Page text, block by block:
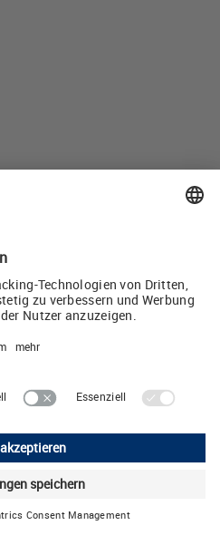
50 A Art. Nr.: 722999 (JPG, 1
Lütze GmbH
19 • D-71384 Weinstadt
0 • E-Mail:info(at)luetze.de